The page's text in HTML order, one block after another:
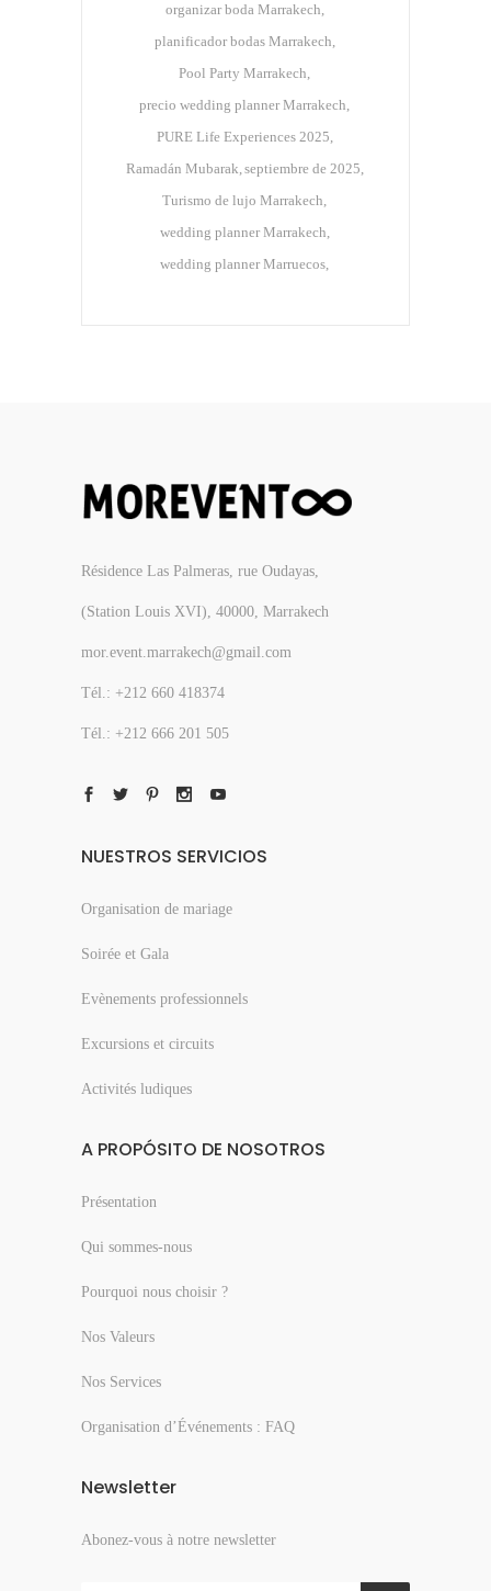
organizar boda Marrakech
planificador bodas Marrakech
Pool Party Marrakech
precio wedding planner Marrakech
PURE Life Experiences 2025
Ramadán Mubarak septiembre de 2025
Turismo de lujo Marrakech
wedding planner Marrakech
wedding planner Marruecos
Résidence Las Palmeras, rue Oudayas,
(Station Louis XVI), 40000, Marrakech
mor.event.marrakech@gmail.com
Tél.: +212 660 418374
Tél.: +212 666 201 505
NUESTROS SERVICIOS
Organisation de mariage
Soirée et Gala
Evènements professionnels
Excursions et circuits
Activités ludiques
A PROPÓSITO DE NOSOTROS
Présentation
Qui sommes-nous
Pourquoi nous choisir ?
Nos Valeurs
Nos Services
Organisation d’Événements : FAQ
Newsletter
Abonez-vous à notre newsletter